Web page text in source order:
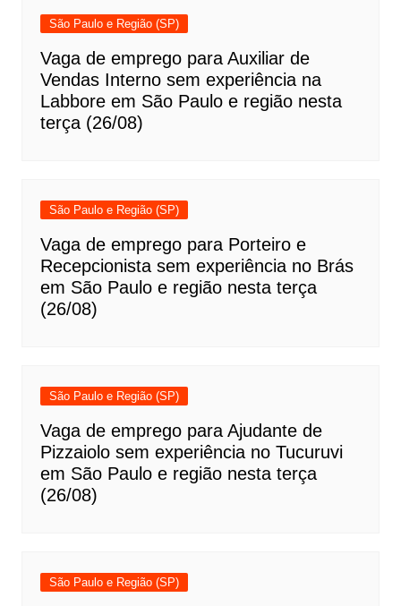
São Paulo e Região (SP)
Vaga de emprego para Auxiliar de
Vendas Interno sem experiência na
Labbore em São Paulo e região nesta
terça (26/08)
São Paulo e Região (SP)
Vaga de emprego para Porteiro e
Recepcionista sem experiência no Brás
em São Paulo e região nesta terça
(26/08)
São Paulo e Região (SP)
Vaga de emprego para Ajudante de
Pizzaiolo sem experiência no Tucuruvi
em São Paulo e região nesta terça
(26/08)
São Paulo e Região (SP)